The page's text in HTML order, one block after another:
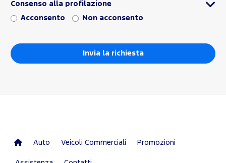
Consenso alla profilazione
Acconsento Non acconsento
Auto Veicoli Commerciali Promozioni